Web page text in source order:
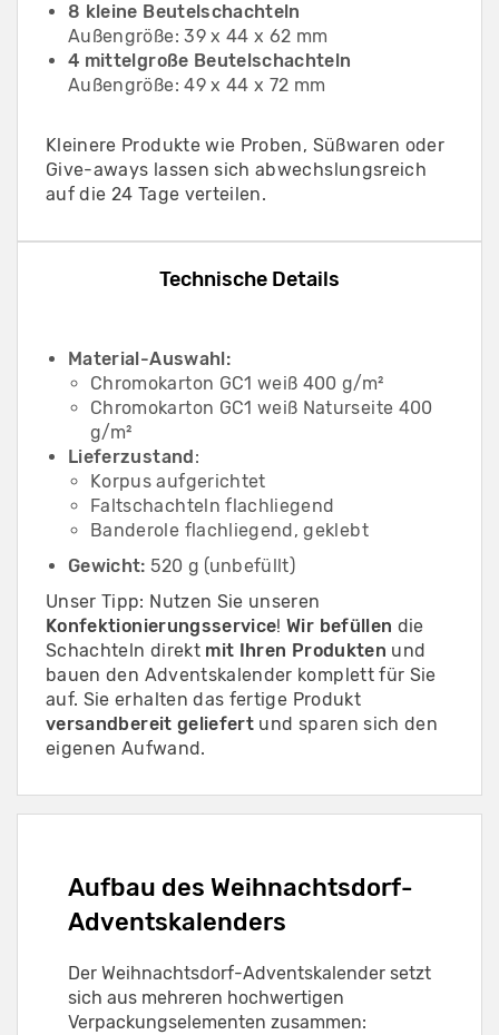
8 kleine Beutelschachteln
Außengröße: 39 x 44 x 62 mm
4 mittelgroße Beutelschachteln
Außengröße: 49 x 44 x 72 mm
Kleinere Produkte wie Proben, Süßwaren oder
Give-aways lassen sich abwechslungsreich
auf die 24 Tage verteilen.
Technische Details
Material-Auswahl:
Chromokarton GC1 weiß 400 g/m²
Chromokarton GC1 weiß Naturseite 400
g/m²
Lieferzustand :
Korpus aufgerichtet
Faltschachteln flachliegend
Banderole flachliegend, geklebt
Gewicht: 520 g (unbefüllt)
Unser Tipp: Nutzen Sie unseren
Konfektionierungsservice!Wir befüllen die
Schachteln direkt mit Ihren Produkten und
bauen den Adventskalender komplett für Sie
auf. Sie erhalten das fertige Produkt
versandbereit geliefert und sparen sich den
eigenen Aufwand.
Aufbau des Weihnachtsdorf-
Adventskalenders
Der Weihnachtsdorf-Adventskalender setzt
sich aus mehreren hochwertigen
Verpackungselementen zusammen: